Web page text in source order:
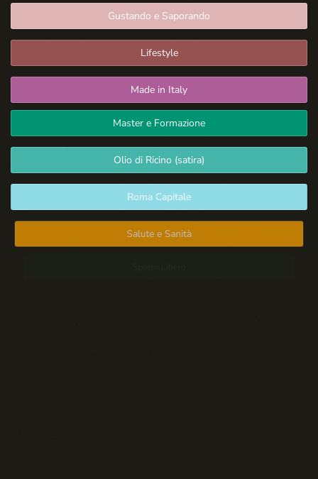
Gustando e Saporando
Lifestyle
Made in Italy
Master e Formazione
Olio di Ricino (satira)
Roma Capitale
Salute e Sanità